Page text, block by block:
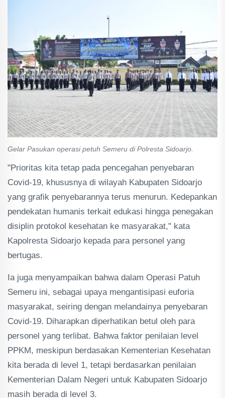
Gelar Pasukan operasi petuh Semeru di Polresta Sidoarjo.
"Prioritas kita tetap pada pencegahan penyebaran
Covid-19, khususnya di wilayah Kabupaten Sidoarjo
yang grafik penyebarannya terus menurun. Kedepankan
pendekatan humanis terkait edukasi hingga penegakan
disiplin protokol kesehatan ke masyarakat," kata
Kapolresta Sidoarjo kepada para personel yang
bertugas.
Ia juga menyampaikan bahwa dalam Operasi Patuh
Semeru ini, sebagai upaya mengantisipasi euforia
masyarakat, seiring dengan melandainya penyebaran
Covid-19. Diharapkan diperhatikan betul oleh para
personel yang terlibat. Bahwa faktor penilaian level
PPKM, meskipun berdasakan Kementerian Kesehatan
kita berada di level 1, tetapi berdasarkan penilaian
Kementerian Dalam Negeri untuk Kabupaten Sidoarjo
masih berada di level 3.